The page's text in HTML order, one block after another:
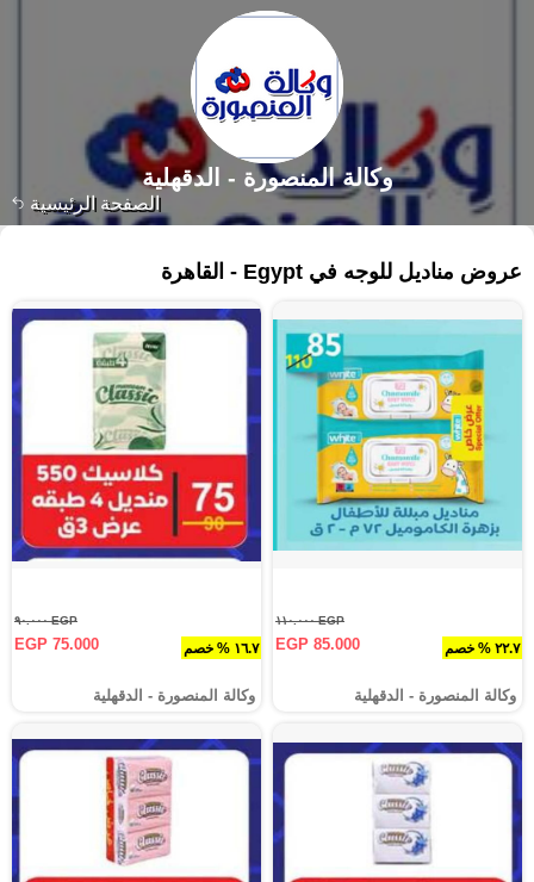
الصفحة الرئيسية
وكالة المنصورة - الدقهلية‎
عروض مناديل للوجه في Egypt - القاهرة
٢٢.٧ % خصم
EGP ١١٠.٠٠٠
EGP 85.000
وكالة المنصورة - الدقهلية‎
١٦.٧ % خصم
EGP ٩٠.٠٠٠
EGP 75.000
وكالة المنصورة - الدقهلية‎